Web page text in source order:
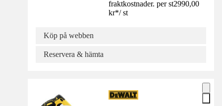
fraktkostnader. per st2990,00
kr*/ st
Köp på webben
Reservera & hämta